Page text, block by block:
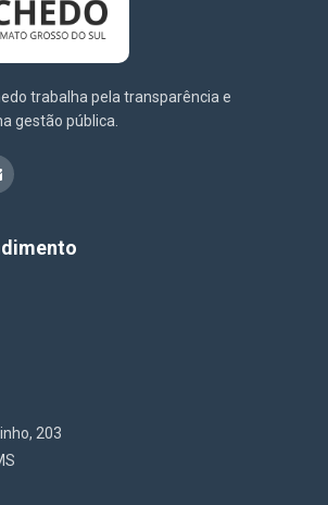
trabalha pela transparência e
gestão pública.
203